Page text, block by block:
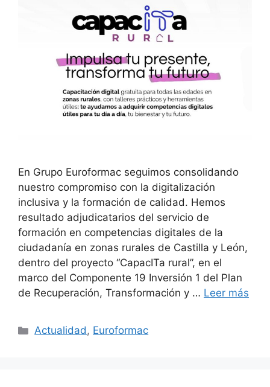
En Grupo Euroformac seguimos consolidando
nuestro compromiso con la digitalización
inclusiva y la formación de calidad. Hemos
resultado adjudicatarios del servicio de
formación en competencias digitales de la
ciudadanía en zonas rurales de Castilla y León,
dentro del proyecto “CapacITa rural”, en el
marco del Componente 19 Inversión 1 del Plan
de Recuperación, Transformación y … Leer más
Actualidad, Euroformac